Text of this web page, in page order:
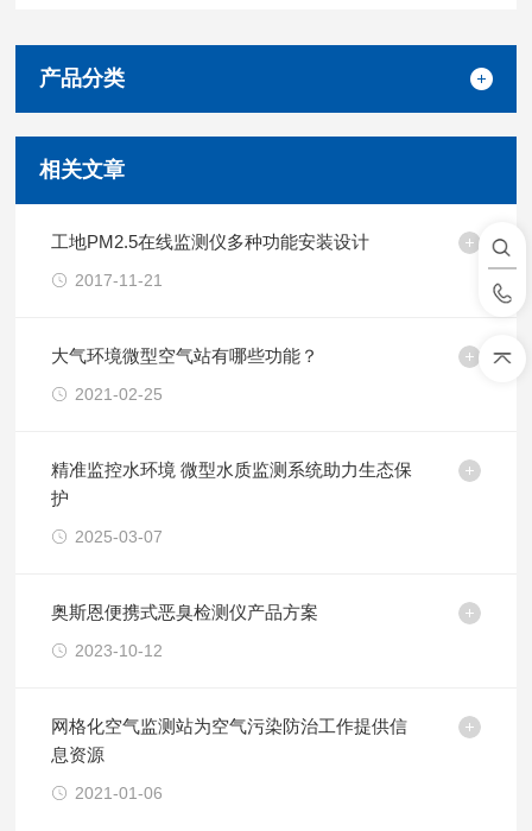
产品分类
相关文章
工地PM2.5在线监测仪多种功能安装设计
2017-11-21
大气环境微型空气站有哪些功能？
2021-02-25
精准监控水环境 微型水质监测系统助力生态保
护
2025-03-07
奥斯恩便携式恶臭检测仪产品方案
2023-10-12
网格化空气监测站为空气污染防治工作提供信
息资源
2021-01-06